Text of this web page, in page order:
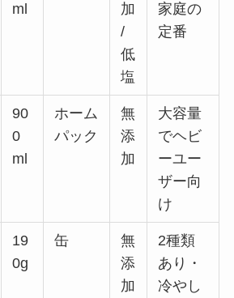
ml
加
/
低
塩
家庭の
定番
90
0
ml
ホーム
パック
無
添
加
大容量
でヘビ
ーユー
ザー向
け
19
0g
缶
無
添
加
2種類
あり・
冷やし